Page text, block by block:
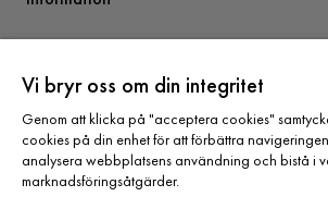
Sortiment
Vi bryr oss om din integritet
Genom att klicka på "acceptera cookies"
cookies på din enhet för att förbättra
analysera webbplatsens användning och bistå i
marknadsföringsåtgärder.